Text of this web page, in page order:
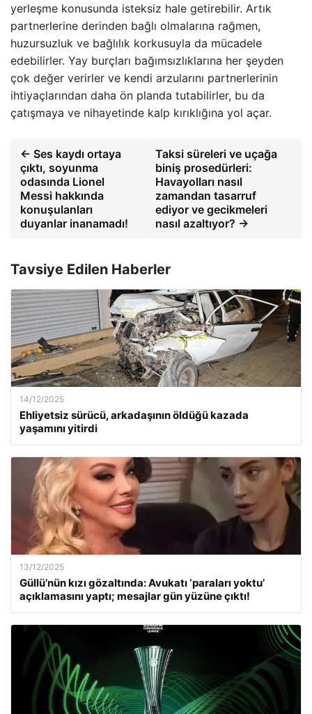
yerleşme konusunda isteksiz hale getirebilir. Artık
partnerlerine derinden bağlı olmalarına rağmen,
huzursuzluk ve bağlılık korkusuyla da mücadele
edebilirler. Yay burçları bağımsızlıklarına her şeyden
çok değer verirler ve kendi arzularını partnerlerinin
ihtiyaçlarından daha ön planda tutabilirler, bu da
çatışmaya ve nihayetinde kalp kırıklığına yol açar.
← Ses kaydı ortaya
çıktı, soyunma
odasında Lionel
Messi hakkında
konuşulanları
duyanlar inanamadı!
Taksi süreleri ve uçağa
biniş prosedürleri:
Havayolları nasıl
zamandan tasarruf
ediyor ve gecikmeleri
nasıl azaltıyor? →
Tavsiye Edilen Haberler
14/12/2025
Ehliyetsiz sürücü, arkadaşının öldüğü kazada
yaşamını yitirdi
13/12/2025
Güllü’nün kızı gözaltında: Avukatı ‘paraları yoktu’
açıklamasını yaptı; mesajlar gün yüzüne çıktı!